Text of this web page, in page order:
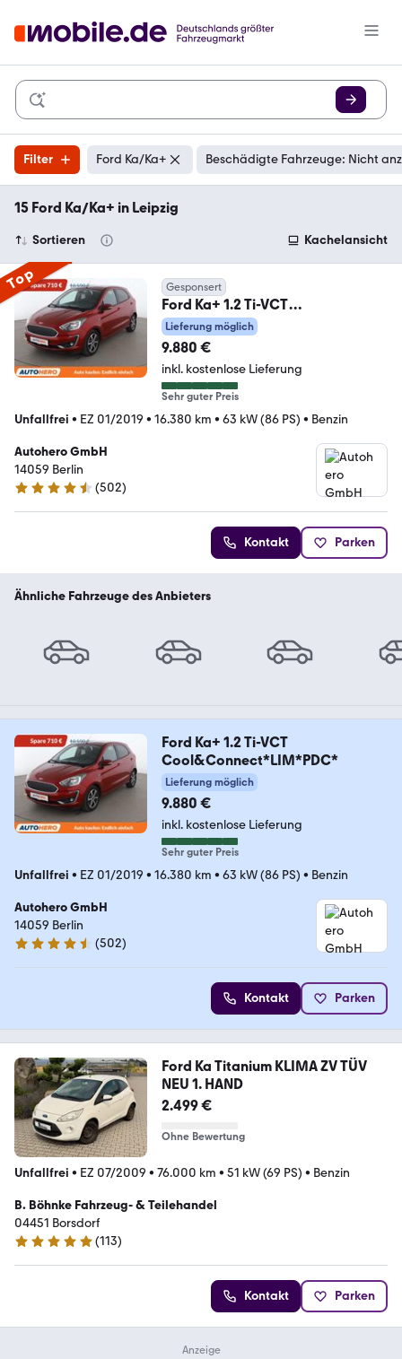
Filter Ford Ka/Ka+ Beschädigte Fahrzeuge: Nicht
15 Ford Ka/Ka+ in Leipzig
Sortieren Kachelansicht
Top Gesponsert
Ford Ka+ 1.2 Ti-VCT
Cool&Connect*LIM*PDC*
Lieferung möglich
9.880 €
inkl. kostenlose Lieferung
Sehr guter Preis
Unfallfrei • EZ 01/2019 • 16.380 km • 63 kW (86 PS) • Benzin
Autohero GmbH
14059 Berlin
4.5 Sterne
(502)
Kontakt Parken
Ähnliche Fahrzeuge des Anbieters
Ford Ka+ 1.2 Ti-VCT
Cool&Connect*LIM*PDC*
Lieferung möglich
9.880 €
inkl. kostenlose Lieferung
Sehr guter Preis
Unfallfrei • EZ 01/2019 • 16.380 km • 63 kW (86 PS) • Benzin
Autohero GmbH
14059 Berlin
4.5 Sterne
(502)
Kontakt Parken
Ford Ka Titanium KLIMA ZV TÜV
NEU 1. HAND
2.499 €
Ohne Bewertung
Unfallfrei • EZ 07/2009 • 76.000 km • 51 kW (69 PS) • Benzin
B. Böhnke Fahrzeug- & Teilehandel
04451 Borsdorf
4.8 Sterne
(113)
Kontakt Parken